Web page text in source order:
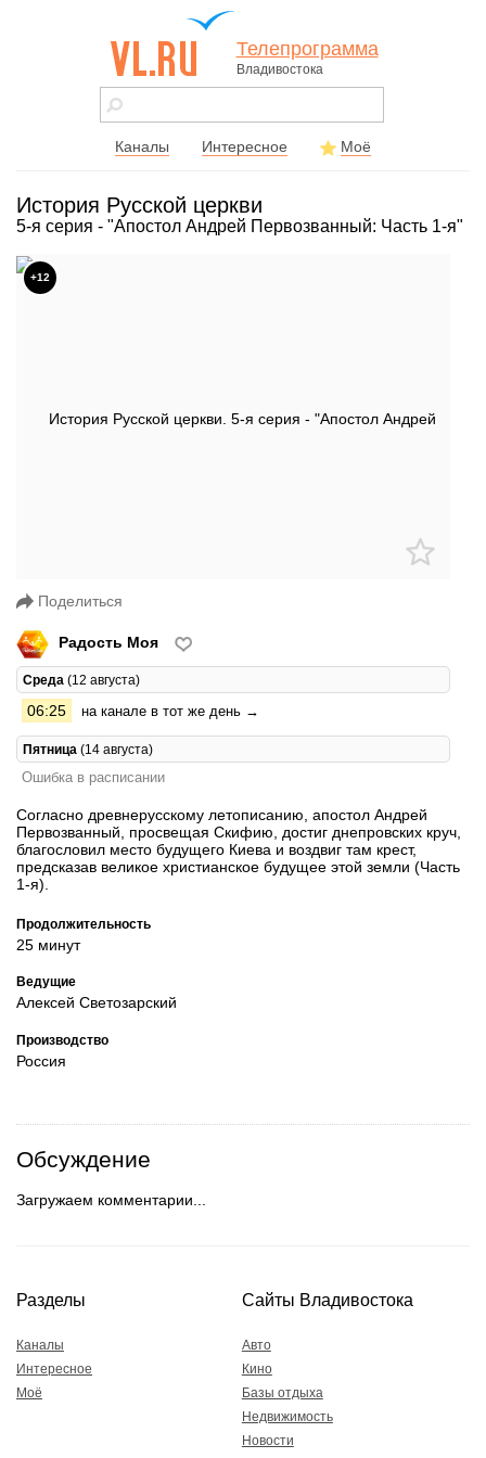
vl.ru - сайт
города
Телепрограмма
Владивостока
Каналы Интересное Моё
История Русской церкви
5-я серия - "Апостол Андрей Первозванный: Часть 1-я"
+12
Поделиться
Радость Моя
Среда (12 августа)
06:25 на канале в тот же день →
Пятница (14 августа)
Ошибка в расписании
Согласно древнерусскому летописанию, апостол Андрей
Первозванный, просвещая Скифию, достиг днепровских круч,
благословил место будущего Киева и воздвиг там крест,
предсказав великое христианское будущее этой земли (Часть
1-я).
Продолжительность
25 минут
Ведущие
Алексей Светозарский
Производство
Россия
Обсуждение
Загружаем комментарии...
Разделы
Каналы
Интересное
Моё
Сайты Владивостока
Авто
Кино
Базы отдыха
Недвижимость
Новости